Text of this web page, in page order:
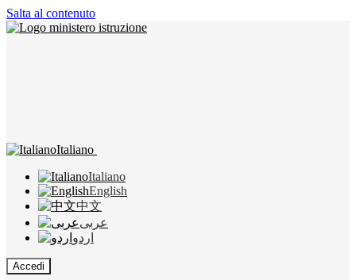
Salta al contenuto
Italiano
Italiano
English
中文
عربى
اردو
Accedi